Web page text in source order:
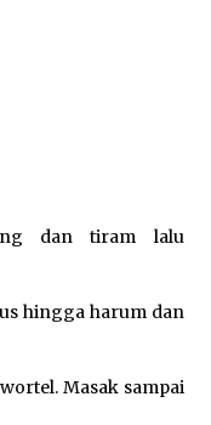
El Niño
dan tiram lalu
hingga harum dan
Masak sampai